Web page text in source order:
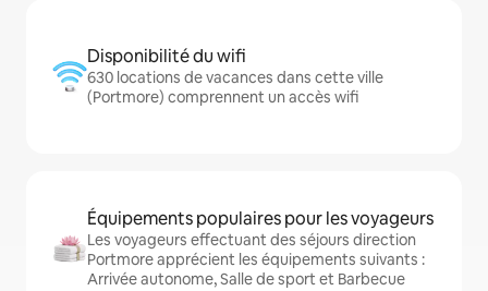
Disponibilité du wifi
630 locations de vacances dans cette ville
(Portmore) comprennent un accès wifi
Équipements populaires pour les voyageurs
Les voyageurs effectuant des séjours direction
Portmore apprécient les équipements suivants :
Arrivée autonome, Salle de sport et Barbecue